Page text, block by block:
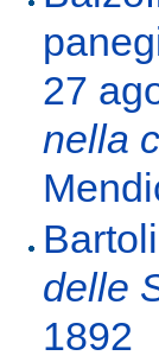
27
nella
delle
1892